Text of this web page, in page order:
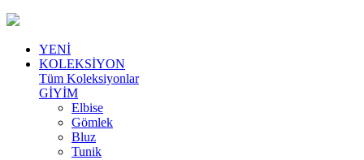
YENİ
KOLEKSİYON
Tüm Koleksiyonlar
GİYİM
Elbise
Gömlek
Bluz
Tunik